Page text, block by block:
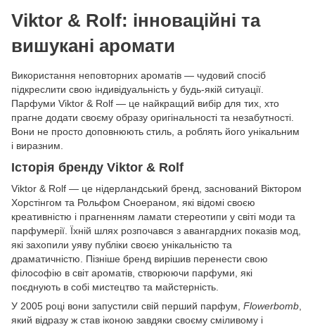
Viktor & Rolf: інноваційні та
вишукані аромати
Використання неповторних ароматів — чудовий спосіб
підкреслити свою індивідуальність у будь-якій ситуації.
Парфуми Viktor & Rolf — це найкращий вибір для тих, хто
прагне додати своєму образу оригінальності та незабутності.
Вони не просто доповнюють стиль, а роблять його унікальним
і виразним.
Історія бренду Viktor & Rolf
Viktor & Rolf — це нідерландський бренд, заснований Віктором
Хорстінгом та Рольфом Сноераном, які відомі своєю
креативністю і прагненням ламати стереотипи у світі моди та
парфумерії. Їхній шлях розпочався з авангардних показів мод,
які захопили уяву публіки своєю унікальністю та
драматичністю. Пізніше бренд вирішив перенести свою
філософію в світ ароматів, створюючи парфуми, які
поєднують в собі мистецтво та майстерність.
У 2005 році вони запустили свій перший парфум, Flowerbomb
який відразу ж став іконою завдяки своєму сміливому і